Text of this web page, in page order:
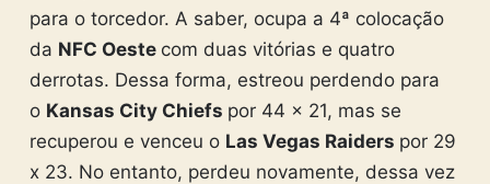
para o torcedor. A saber, ocupa a 4ª colocação
da NFC Oeste com duas vitórias e quatro
derrotas. Dessa forma, estreou perdendo para
o Kansas City Chiefs por 44 x 21, mas se
recuperou e venceu o Las Vegas Raiders por 29
x 23. No entanto, perdeu novamente, dessa vez